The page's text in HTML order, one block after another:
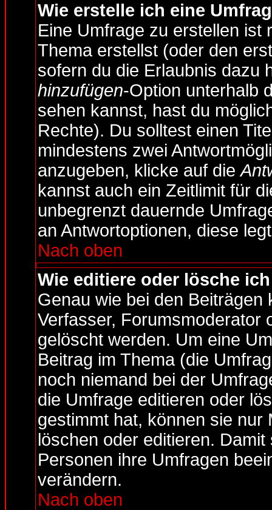
Wie erstelle ich eine
Eine Umfrage zu erstellen ist
Thema erstellst (oder den
sofern du die Erlaubnis dazu
hinzufügen-Option unterhalb
sehen kannst, hast du
Rechte). Du solltest einen
mindestens zwei
anzugeben, klicke auf die
kannst auch ein Zeitlimit für
unbegrenzt dauernde
an Antwortoptionen, diese
Nach oben
Wie editiere oder lösche
Genau wie bei den
Verfasser, Forumsmoderator
gelöscht werden. Um eine
Beitrag im Thema (die
noch niemand bei der
die Umfrage editieren oder
gestimmt hat, können sie nur
löschen oder editieren.
Personen ihre Umfragen
verändern.
Nach oben